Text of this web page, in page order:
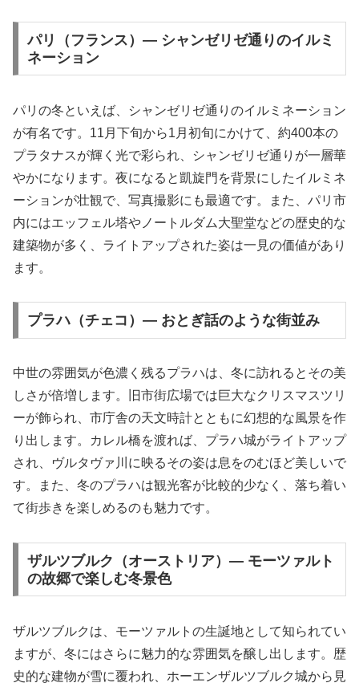
パリ（フランス）— シャンゼリゼ通りのイルミ
ネーション
パリの冬といえば、シャンゼリゼ通りのイルミネーション
が有名です。11月下旬から1月初旬にかけて、約400本の
プラタナスが輝く光で彩られ、シャンゼリゼ通りが一層華
やかになります。夜になると凱旋門を背景にしたイルミネ
ーションが壮観で、写真撮影にも最適です。また、パリ市
内にはエッフェル塔やノートルダム大聖堂などの歴史的な
建築物が多く、ライトアップされた姿は一見の価値があり
ます。
プラハ（チェコ）— おとぎ話のような街並み
中世の雰囲気が色濃く残るプラハは、冬に訪れるとその美
しさが倍増します。旧市街広場では巨大なクリスマスツリ
ーが飾られ、市庁舎の天文時計とともに幻想的な風景を作
り出します。カレル橋を渡れば、プラハ城がライトアップ
され、ヴルタヴァ川に映るその姿は息をのむほど美しいで
す。また、冬のプラハは観光客が比較的少なく、落ち着い
て街歩きを楽しめるのも魅力です。
ザルツブルク（オーストリア）— モーツァルト
の故郷で楽しむ冬景色
ザルツブルクは、モーツァルトの生誕地として知られてい
ますが、冬にはさらに魅力的な雰囲気を醸し出します。歴
史的な建物が雪に覆われ、ホーエンザルツブルク城から見